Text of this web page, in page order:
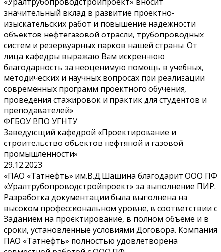
значительный вклад в развитие проектно-
изыскательских работ и повышение надежности
объектов нефтегазовой отрасли, трубопроводных
систем и резервуарных парков нашей страны. От
лица кафедры выражаю Вам искреннюю
благодарность за неоценимую помощь в учебных,
методических и научных вопросах при реализации
современных программ проектного обучения,
проведения стажировок и практик для студентов и
преподавателей»
ФГБОУ ВПО УГНТУ
Заведующий кафедрой «Проектирование и
строительство объектов нефтяной и газовой
промышленности»
29.12.2023
«ПАО «Татнефть» им.В.Д.Шашина благодарит ООО ПФ
«Уралтрубопроводстройпроект» за выполнение ПИР.
Разработка документации была выполнена на
высоком профессиональном уровне, в соответствии с
Заданием на проектирование, в полном объеме и в
сроки, установленные условиями Договора. Компания
ПАО «Татнефть» полностью удовлетворена